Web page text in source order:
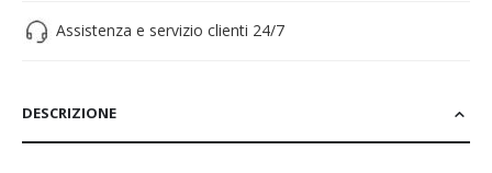
Assistenza e servizio clienti 24/7
DESCRIZIONE